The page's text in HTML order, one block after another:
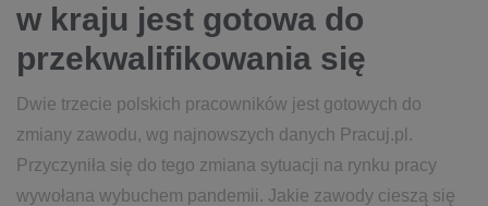
w kraju jest gotowa do
przekwalifikowania się
Dwie trzecie polskich pracowników jest gotowych do
zmiany zawodu, wg najnowszych danych Pracuj.pl.
Przyczyniła się do tego zmiana sytuacji na rynku pracy
wywołana wybuchem pandemii. Jakie zawody cieszą się